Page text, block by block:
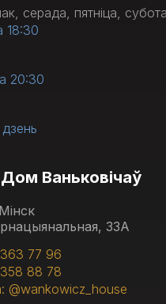
серада, пятніца,
18:30
20:30
Ваньковічаў
33А
77 96
88 78
@wankowicz_house